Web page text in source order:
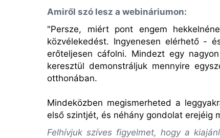
Amiről szó lesz a webináriumon:
"Persze, miért pont engem
közvélekedést. Ingyenesen elérhető -
erőteljesen cáfolni. Mindezt egy
keresztül demonstráljuk mennyire
otthonában.
Mindeközben megismerheted a
első szintjét, és néhány gondolat erejéig
Felhívjuk szíves figyelmet, hogy a